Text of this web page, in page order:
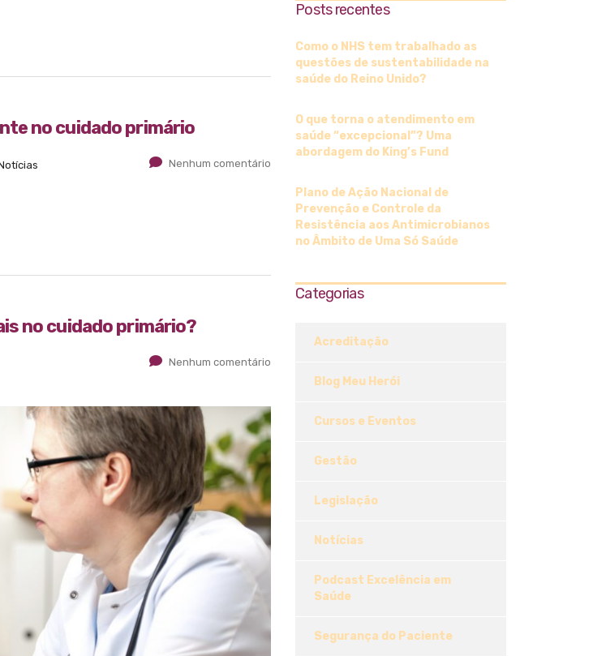
no cuidado primário
Nenhum comentário
no cuidado primário?
Nenhum comentário
Posts recentes
Como o NHS tem trabalhado as
questões de sustentabilidade na
saúde do Reino Unido?
O que torna o atendimento em
saúde “excepcional”? Uma
abordagem do King’s Fund
Plano de Ação Nacional de
Prevenção e Controle da
Resistência aos Antimicrobianos
no Âmbito de Uma Só Saúde
Categorias
Acreditação
Blog Meu Herói
Cursos e Eventos
Gestão
Legislação
Notícias
Podcast Excelência em
Saúde
Segurança do Paciente